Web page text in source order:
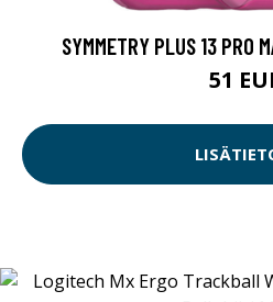
SYMMETRY PLUS 13 PRO
51